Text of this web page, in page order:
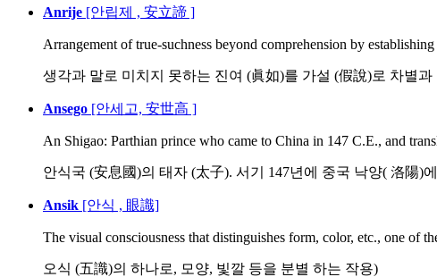
Anrije [안립제 , 安立諦 ]
Arrangement of true-suchness beyond comprehension by
생각과 말로 미치지 못하는 진여 (眞如)를 가설 (假說)로 차별과
Ansego [안세고, 安世高 ]
An Shigao: Parthian prince who came to China in 147 C.E., and
안식국 (安息國)의 태자 (太子). 서기 147년에 중국 낙양( 洛陽)
Ansik [안식 , 眼識]
The visual consciousness that distinguishes form, color, etc., one of
오식 (五識)의 하나로, 모양, 빛깔 등을 분별 하는 작용)